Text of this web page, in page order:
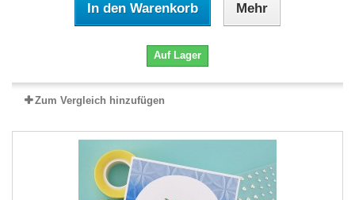
In den Warenkorb Mehr
Auf Lager
Zum Vergleich hinzufügen